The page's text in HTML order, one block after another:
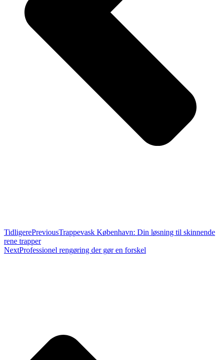
TidligerePreviousTrappevask København: Din løsning til skinnende
rene trapper
NextProfessionel rengøring der gør en forskel